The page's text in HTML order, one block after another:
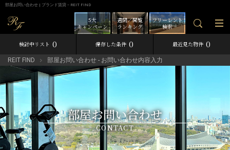
部屋お問い合わせ | ブランド賃貸－REIT FIND
フリーレント
検索
週間／閲覧
ランキング
5大
キャンペーン
検討中リスト 0 保存した条件 0 最近見た物件 0
REIT FIND 部屋お問い合わせ - お問い合わせ内容入力
部屋お問い合わせ
CONTACT